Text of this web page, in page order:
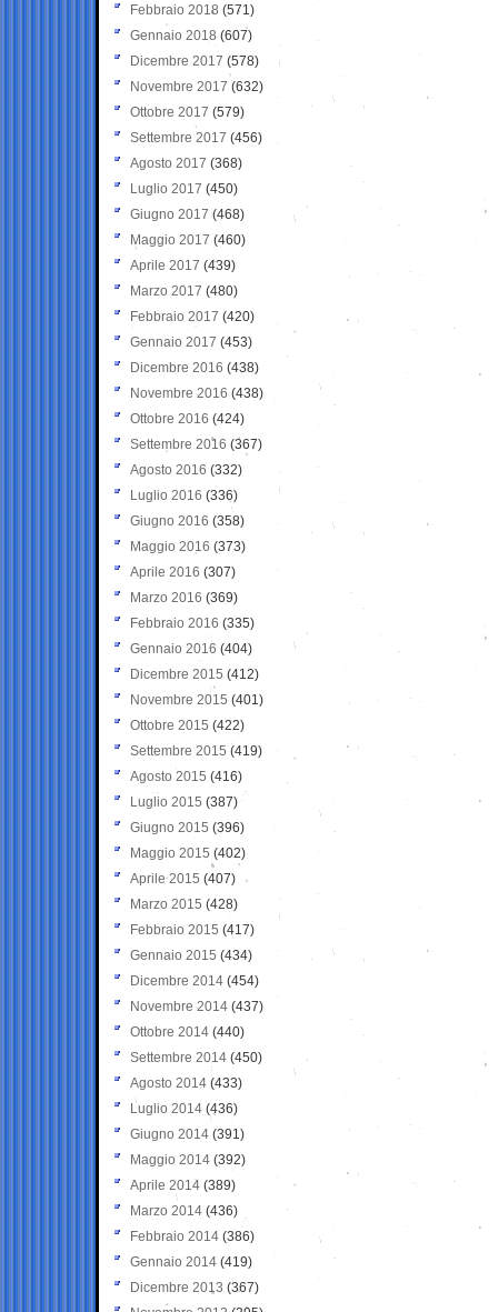
Febbraio 2018 (571)
Gennaio 2018 (607)
Dicembre 2017 (578)
Novembre 2017 (632)
Ottobre 2017 (579)
Settembre 2017 (456)
Agosto 2017 (368)
Luglio 2017 (450)
Giugno 2017 (468)
Maggio 2017 (460)
Aprile 2017 (439)
Marzo 2017 (480)
Febbraio 2017 (420)
Gennaio 2017 (453)
Dicembre 2016 (438)
Novembre 2016 (438)
Ottobre 2016 (424)
Settembre 2016 (367)
Agosto 2016 (332)
Luglio 2016 (336)
Giugno 2016 (358)
Maggio 2016 (373)
Aprile 2016 (307)
Marzo 2016 (369)
Febbraio 2016 (335)
Gennaio 2016 (404)
Dicembre 2015 (412)
Novembre 2015 (401)
Ottobre 2015 (422)
Settembre 2015 (419)
Agosto 2015 (416)
Luglio 2015 (387)
Giugno 2015 (396)
Maggio 2015 (402)
Aprile 2015 (407)
Marzo 2015 (428)
Febbraio 2015 (417)
Gennaio 2015 (434)
Dicembre 2014 (454)
Novembre 2014 (437)
Ottobre 2014 (440)
Settembre 2014 (450)
Agosto 2014 (433)
Luglio 2014 (436)
Giugno 2014 (391)
Maggio 2014 (392)
Aprile 2014 (389)
Marzo 2014 (436)
Febbraio 2014 (386)
Gennaio 2014 (419)
Dicembre 2013 (367)